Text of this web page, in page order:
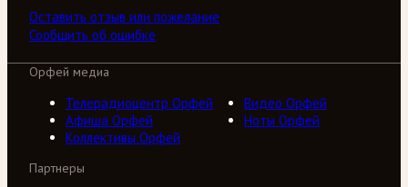
Оставить отзыв или пожелание
Сообщить об ошибке
Орфей медиа
Телерадиоцентр Орфей
Видео Орфей
Афиша Орфей
Ноты Орфей
Коллективы Орфей
Партнеры